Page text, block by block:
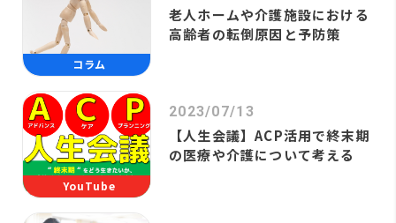
コラム
老人ホームや介護施設における
高齢者の転倒原因と予防策
YouTube
2023/07/13
【人生会議】ACP活用で終末期
の医療や介護について考える